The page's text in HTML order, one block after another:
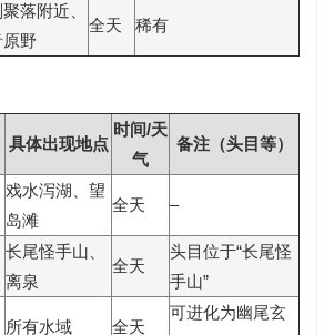
落附近、
野
全天 稀有
具体出现地点
时间/天
气
备注（头目等）
戏水泻湖、望
岛滩
全天 –
长尾怪手山、
离泉
全天
头目位于“长尾怪
手山”
所有水域 全天
可进化为幽尾玄